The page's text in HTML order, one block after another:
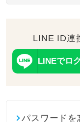
LINE ID連
LINEでロ
パスワードを